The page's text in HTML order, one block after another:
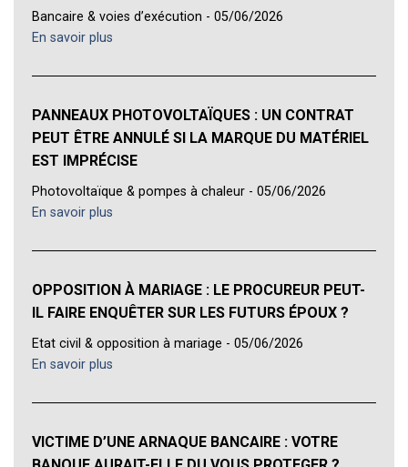
Bancaire & voies d’exécution - 05/06/2026
En savoir plus
PANNEAUX PHOTOVOLTAÏQUES : UN CONTRAT
PEUT ÊTRE ANNULÉ SI LA MARQUE DU MATÉRIEL
EST IMPRÉCISE
Photovoltaïque & pompes à chaleur - 05/06/2026
En savoir plus
OPPOSITION À MARIAGE : LE PROCUREUR PEUT-
IL FAIRE ENQUÊTER SUR LES FUTURS ÉPOUX ?
Etat civil & opposition à mariage - 05/06/2026
En savoir plus
VICTIME D’UNE ARNAQUE BANCAIRE : VOTRE